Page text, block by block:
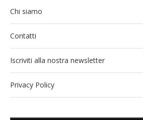
Chi siamo
Contatti
Iscriviti alla nostra newsletter
Privacy Policy